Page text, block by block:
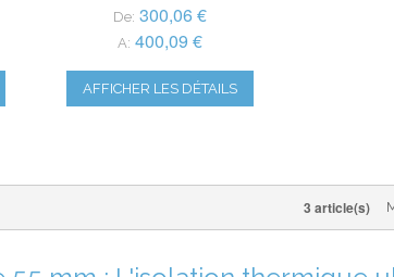
De: 300,06 €
A: 400,09 €
AFFICHER LES DÉTAILS
3 article(s)